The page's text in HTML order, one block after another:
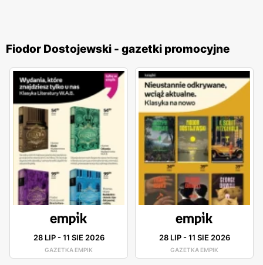
Fiodor Dostojewski - gazetki promocyjne
28 LIP-11 SIE 2026
GAZETKA EMPIK
28 LIP-11 SIE 2026
GAZETKA EMPIK